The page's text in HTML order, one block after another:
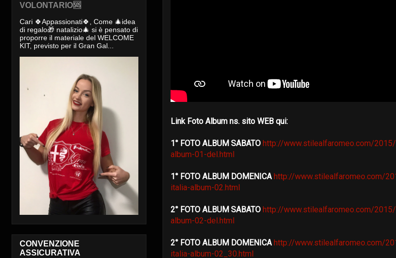
Link Foto Album ns. sito WEB qui:
1° FOTO ALBUM SABATO http://www.stilealfaromeo.com/
album-01-del.html
1° FOTO ALBUM DOMENICA http://www.stilealfaromeo.com/
italia-album-02.html
2° FOTO ALBUM SABATO http://www.stilealfaromeo.com/
album-02-del.html
2° FOTO ALBUM DOMENICA http://www.stilealfaromeo.com/
italia-album-02_30.html
VOLONTARIO🆘
Cari 🍀Appassionati🍀, Come 🎄idea
di regalo🎁 natalizio🎄 si è pensato di
proporre il materiale del WELCOME
KIT, previsto per il Gran Gal...
CONVENZIONE
ASSICURATIVA